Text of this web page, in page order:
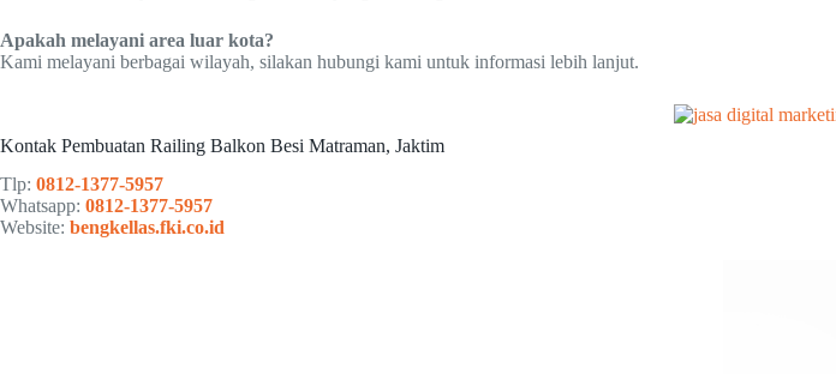
Apakah melayani area luar kota?
Kami melayani berbagai wilayah, silakan hubungi kami untuk informasi lebih lanjut.
Kontak Pembuatan Railing Balkon Besi Matraman, Jaktim
Tlp: 0812-1377-5957
Whatsapp: 0812-1377-5957
Website: bengkellas.fki.co.id